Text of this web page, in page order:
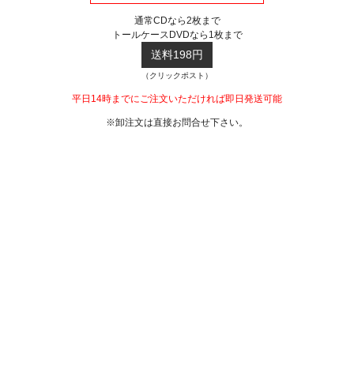
通常CDなら2枚まで
トールケースDVDなら1枚まで
送料198円
（クリックポスト）
平日14時までにご注文いただければ即日発送可能
※卸注文は直接お問合せ下さい。